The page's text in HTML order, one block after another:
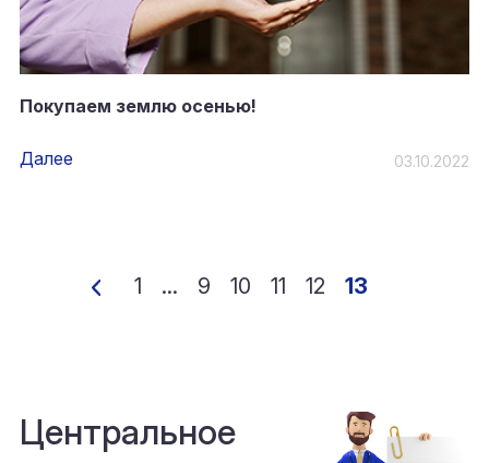
Покупаем землю осенью!
Далее 03.10.2022
1 ... 9 10 11 12 13
Центральное